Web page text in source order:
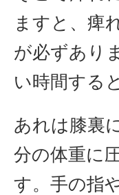
ますと、痺
が必ずあり
い時間する
あれは膝裏
分の体重に
す。手の指